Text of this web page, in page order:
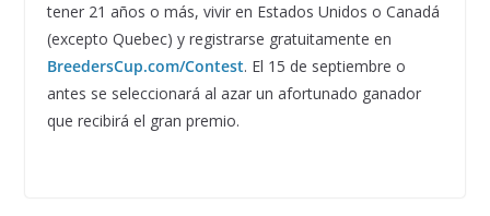
tener 21 años o más, vivir en Estados Unidos o Canadá
(excepto Quebec) y registrarse gratuitamente en
BreedersCup.com/Contest. El 15 de septiembre o
antes se seleccionará al azar un afortunado ganador
que recibirá el gran premio.